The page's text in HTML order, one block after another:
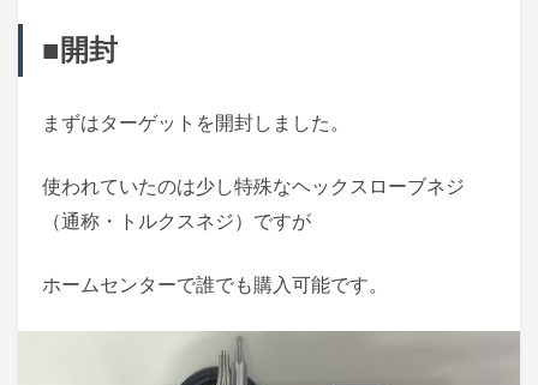
■開封
まずはターゲットを開封しました。
使われていたのは少し特殊なヘックスローブネジ
（通称・トルクスネジ）ですが
ホームセンターで誰でも購入可能です。